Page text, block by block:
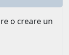
o creare un